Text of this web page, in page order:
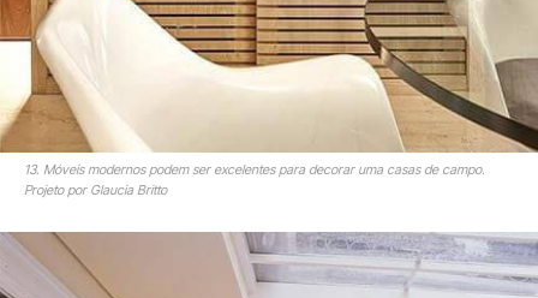
13. Móveis modernos podem ser excelentes para decorar uma casas de campo.
Projeto por Glaucia Britto